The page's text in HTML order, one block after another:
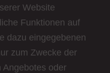
Website
Funktionen auf
dazu eingegebenen
zum Zwecke der
Angebotes oder